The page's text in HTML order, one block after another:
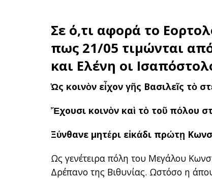
Σε ό,τι αφορά το
πως 21/05 τιμώνται
και Ελένη οι
Ὡς κοινὸν εἶχον γῆς Βασιλεῖς τὸ
Ἔχουσι κοινὸν καὶ τὸ τοῦ πόλου
Ξύνθανε μητέρι εἰκάδι πρώτῃ
Ως γενέτειρα πόλη του Μεγάλου
Δρέπανο της Βιθυνίας. Ωστόσο η